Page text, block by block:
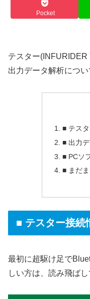
Pocket
テスター(INFURIDER
出力データ解析につい
■ テス
■ 出力
■ PCソ
■ まだ
■ テスター接続
最初に超駆け足で
しい方は、読み飛ばし